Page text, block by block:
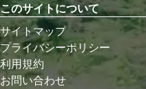
このサイトについて
サイトマップ
プライバシーポリシー
利用規約
お問い合わせ